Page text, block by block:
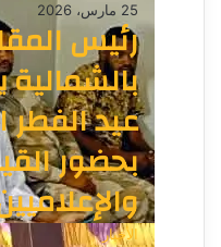
25 مارس، 2026
رئيس
عيد الفطر
بحضور
الأخبار